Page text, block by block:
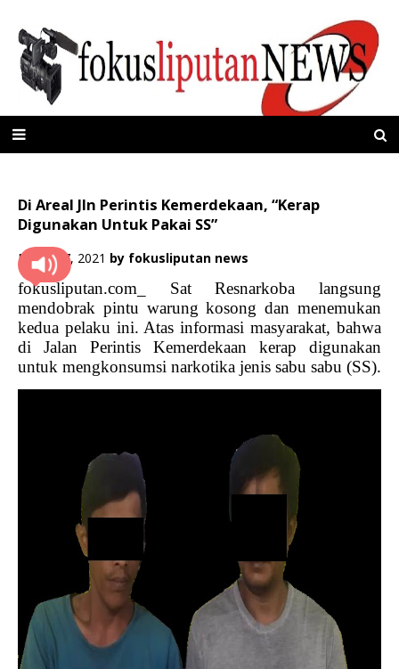
Di Areal Jln Perintis Kemerdekaan, “Kerap
Digunakan Untuk Pakai SS”
Maret 07, 2021 by fokusliputan news
fokusliputan.com_ Sat Resnarkoba langsung
mendobrak pintu warung kosong dan menemukan
kedua pelaku ini. Atas informasi masyarakat, bahwa
di Jalan Perintis Kemerdekaan kerap digunakan
untuk mengkonsumsi narkotika jenis sabu sabu (SS).